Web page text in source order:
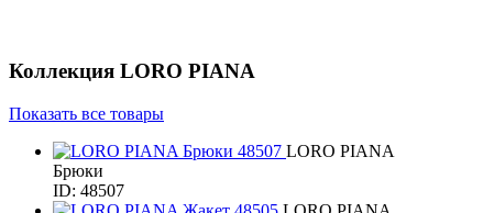
Коллекция LORO PIANA
Показать все товары
LORO PIANA
Брюки
ID: 48507